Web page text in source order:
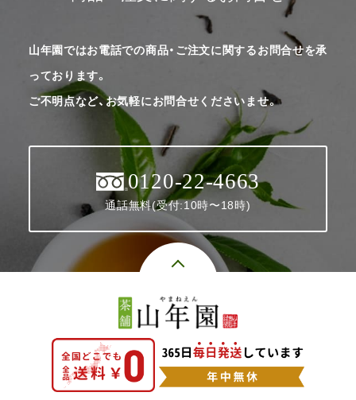
山年園ではお電話での商品・ご注文に関するお問合せを承
っております。
ご不明点など、お気軽にお問合せくださいませ。
0120-22-4663
通話無料(受付:10時〜18時)